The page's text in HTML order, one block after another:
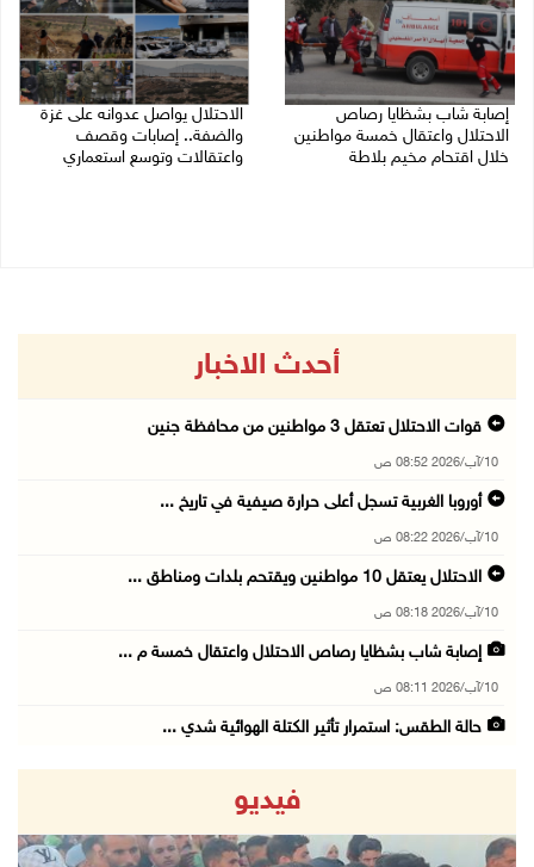
إصابة شاب بشظايا رصاص
الاحتلال واعتقال خمسة مواطنين
خلال اقتحام مخيم بلاطة
الاحتلال يواصل عدوانه على غزة
والضفة.. إصابات وقصف
واعتقالات وتوسع استعماري
أحدث الاخبار
قوات الاحتلال تعتقل 3 مواطنين من محافظة جنين
10/آب/2026 08:52 ص
أوروبا الغربية تسجل أعلى حرارة صيفية في تاريخ ...
10/آب/2026 08:22 ص
الاحتلال يعتقل 10 مواطنين ويقتحم بلدات ومناطق ...
10/آب/2026 08:18 ص
إصابة شاب بشظايا رصاص الاحتلال واعتقال خمسة م ...
10/آب/2026 08:11 ص
حالة الطقس: استمرار تأثير الكتلة الهوائية شدي ...
الاحتلال يواصل عدوانه على غزة والضفة.. إصابات ...
09/آب/2026 11:59 م
فيديو